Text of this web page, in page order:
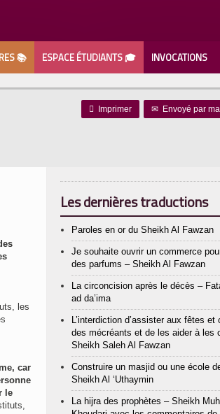
📚 ESPACE ÉTUDIANTS 🎓 INVOCATIONS
 Imprimer ✉ Envoyé par
les
car
le
Les dernières traductions
Paroles en or du Sheikh Al Fawzan
Je souhaite ouvrir un commerce
des parfums – Sheikh Al Fawzan
La circoncision après le décès –
ad da’ima
L’interdiction d’assister aux fêtes et
des mécréants et de les aider à les
Sheikh Saleh Al Fawzan
Construire un masjid ou une école
Sheikh Al ‘Uthaymin
La hijra des prophètes – Sheikh